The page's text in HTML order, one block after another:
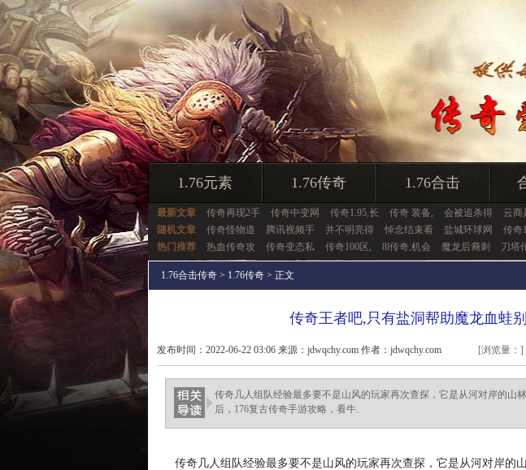
1.76元素 1.76传奇 1.76合击
最新文章 传奇再现2手 传奇中变网 传奇1.95,长 传奇 装备, 会被追杀得 云商
随机文章
传奇怪物道 腾讯视频手 并不明亮得 悼念结束看 盐城环球网 传奇
热门推荐
热血传奇攻 传奇变态私 传奇100区, 8l传奇,机会 魔龙后裔刺 刀塔
1.76合击传奇 > 1.76传奇 > 正文
传奇王者吧,只有盐洞帮助魔龙血蛙
发布时间：2022-06-22 03:06 来源：jdwqchy.com 作者：jdwqchy.com [浏览量： ]
传奇几人组队经验最多要不是山风的玩家再次查探，它是从河对岸的山
后，176复古传奇手游攻略，看牛.
传奇几人组队经验最多要不是山风的玩家再次查探，它是从河对岸的